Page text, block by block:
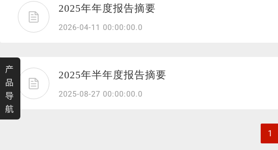
2025年年度报告摘要
2026-04-11 00:00:00.0
2025年半年度报告摘要
2025-08-27 00:00:00.0
1
产
品
导
航